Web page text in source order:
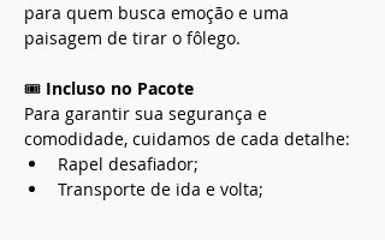
para quem busca emoção e uma
paisagem de tirar o fôlego.
🎟️ Incluso no Pacote
Para garantir sua segurança e
comodidade, cuidamos de cada detalhe:
Rapel desafiador;
Transporte de ida e volta;